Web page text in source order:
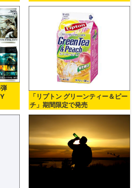
「リプトン グリーンティー＆ピー
チ」期間限定で発売